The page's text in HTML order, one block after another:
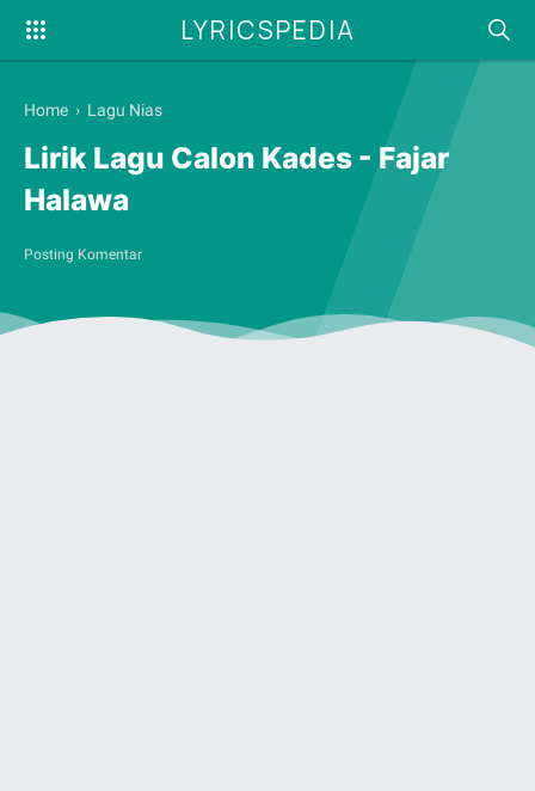
LYRICSPEDIA
Home › Lagu Nias
Lirik Lagu Calon Kades - Fajar
Halawa
Posting Komentar